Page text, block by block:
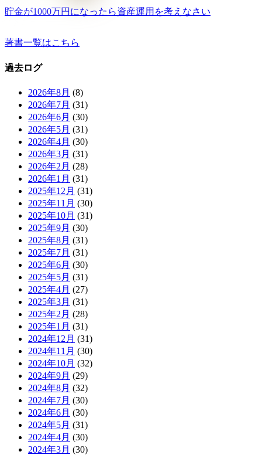
貯金が1000万円になったら資産運用を考えなさい
著書一覧はこちら
過去ログ
2026年8月 (8)
2026年7月 (31)
2026年6月 (30)
2026年5月 (31)
2026年4月 (30)
2026年3月 (31)
2026年2月 (28)
2026年1月 (31)
2025年12月 (31)
2025年11月 (30)
2025年10月 (31)
2025年9月 (30)
2025年8月 (31)
2025年7月 (31)
2025年6月 (30)
2025年5月 (31)
2025年4月 (27)
2025年3月 (31)
2025年2月 (28)
2025年1月 (31)
2024年12月 (31)
2024年11月 (30)
2024年10月 (32)
2024年9月 (29)
2024年8月 (32)
2024年7月 (30)
2024年6月 (30)
2024年5月 (31)
2024年4月 (30)
2024年3月 (30)